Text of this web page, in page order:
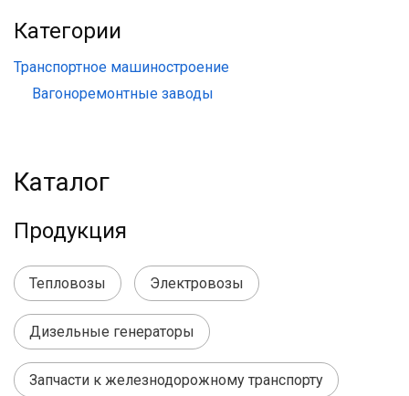
Категории
Транспортное машиностроение
Вагоноремонтные заводы
Каталог
Продукция
Тепловозы Электровозы
Дизельные генераторы
Запчасти к железнодорожному транспорту